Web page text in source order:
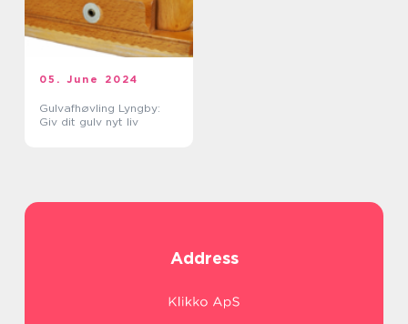
05. June 2024
Gulvafhøvling Lyngby:
Giv dit gulv nyt liv
Address